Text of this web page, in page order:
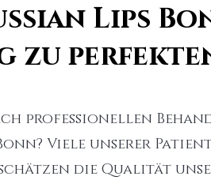
Lips
zu
professionellen
Viele unserer
die Qualität